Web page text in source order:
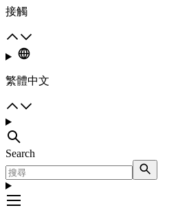
接觸
繁體中文
Search